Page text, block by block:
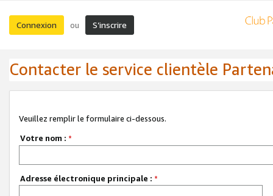
Connexion ou S’inscrire
Contacter le service clientèle
Veuillez remplir le formulaire ci-dessous.
Votre nom : *
Adresse électronique principale : *